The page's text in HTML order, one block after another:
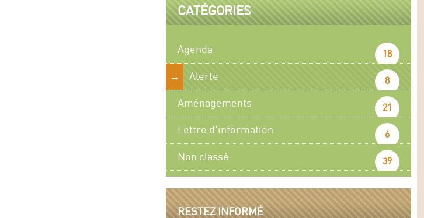
CATÉGORIES
Agenda 18
Alerte 8
Aménagements 21
Lettre d'information 6
Non classé 39
RESTEZ INFORMÉ